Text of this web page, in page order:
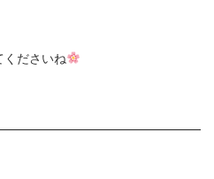
くださいね